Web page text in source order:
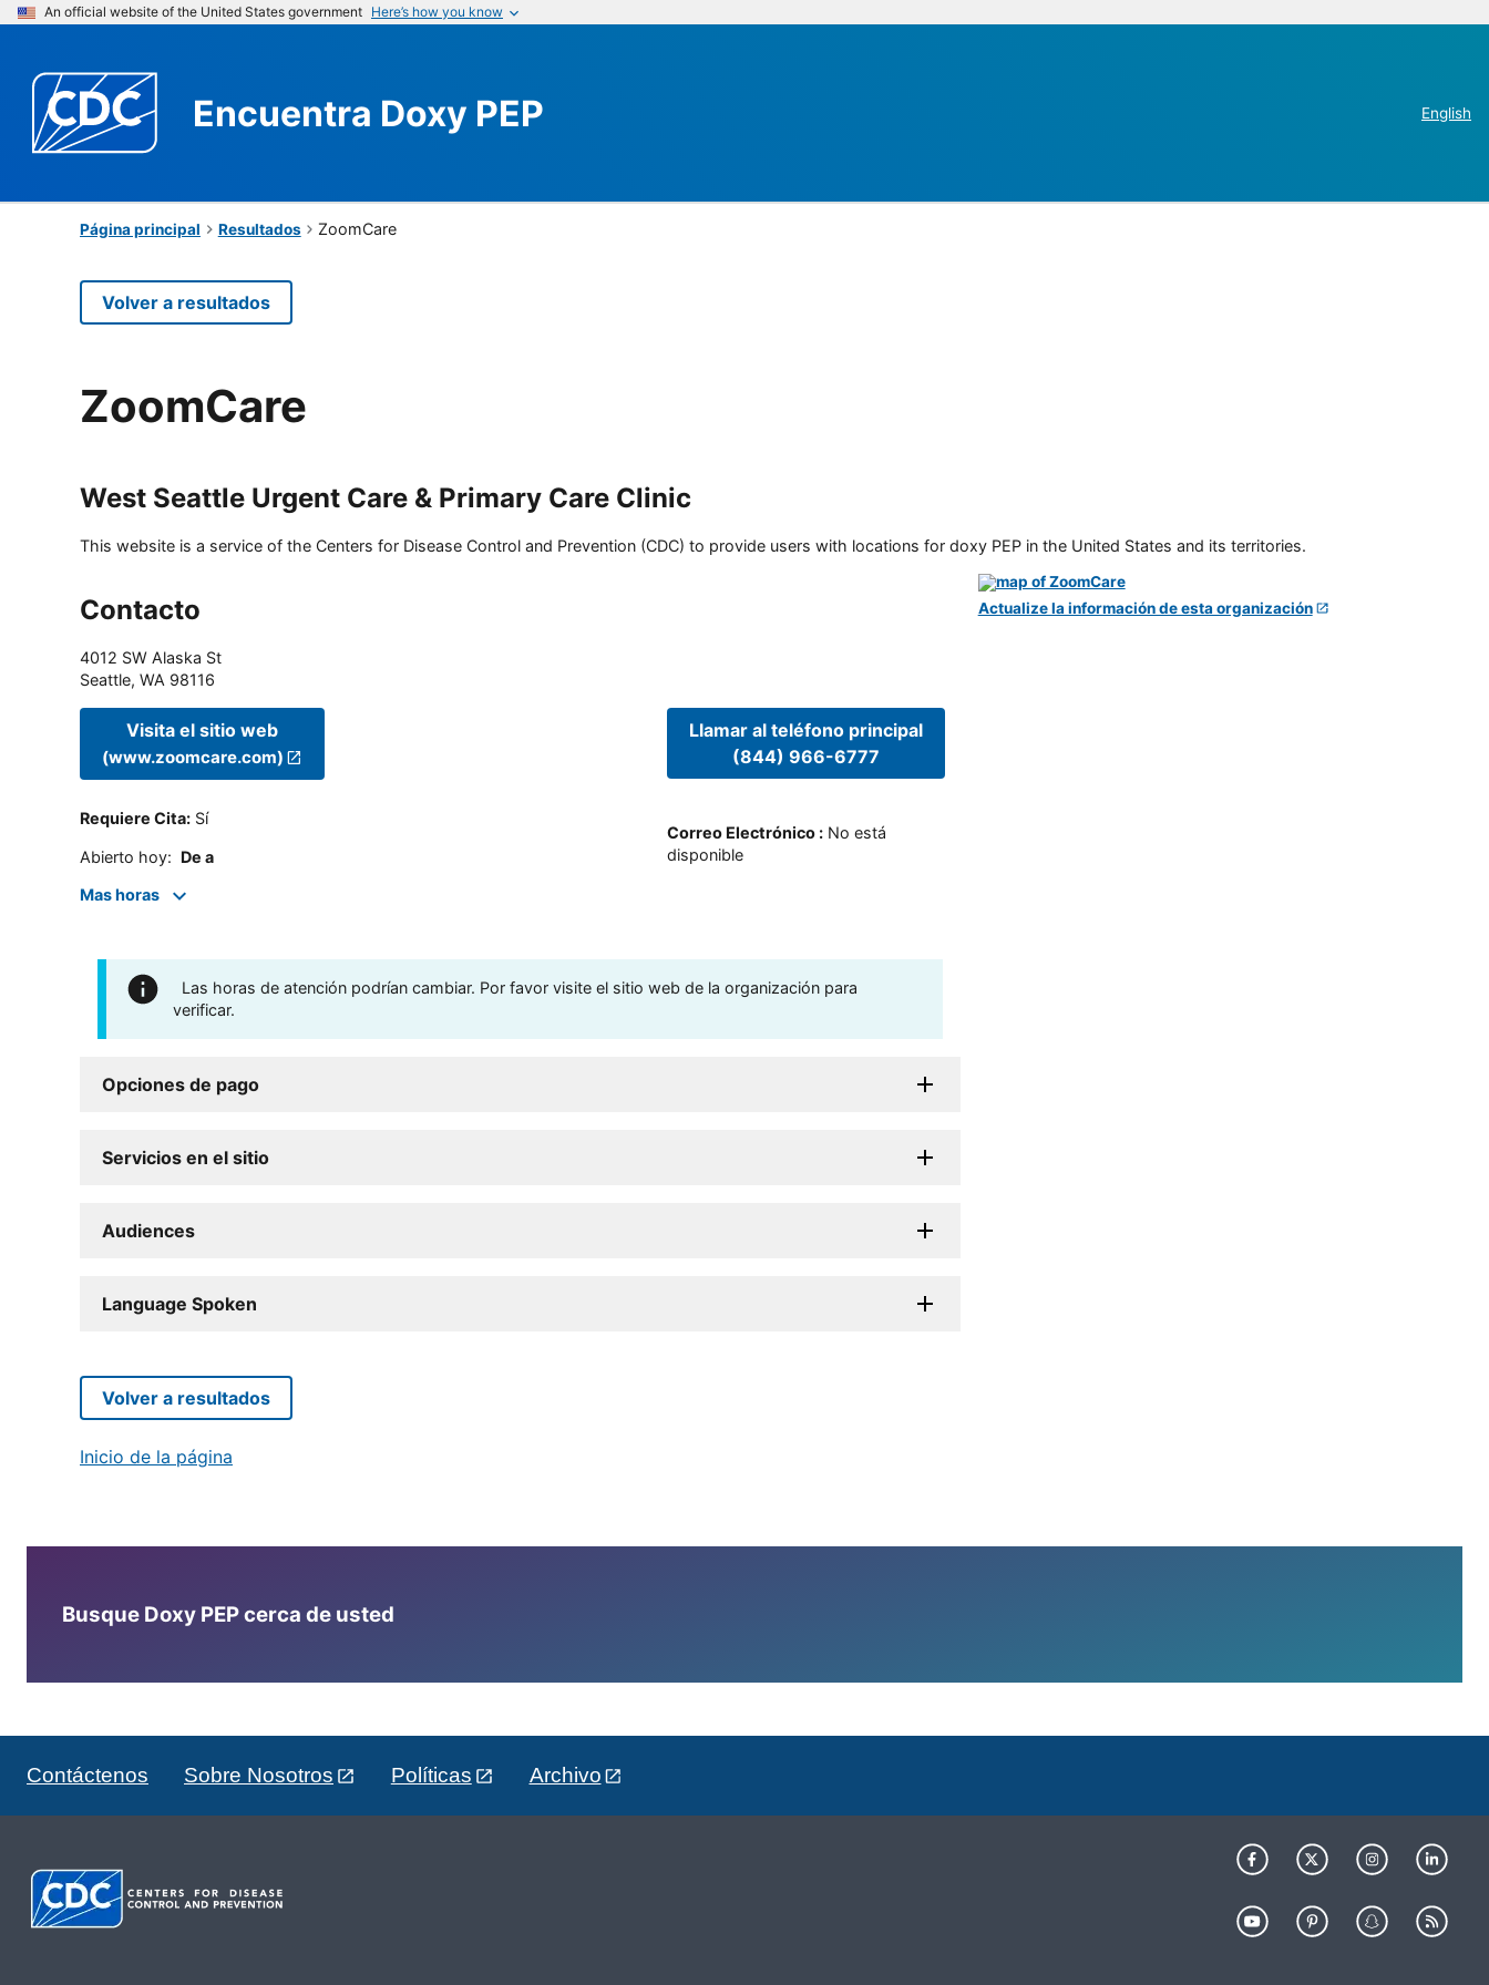
An official website of the United States government Here’s how you know
Encuentra Doxy PEP English
Página principal Resultados ZoomCare
Volver a resultados
ZoomCare
West Seattle Urgent Care & Primary Care Clinic
This website is a service of the Centers for Disease Control and Prevention (CDC) to provide users with locations for doxy PEP in the United States and its territories.
Contacto
4012 SW Alaska St
Seattle, WA 98116
Visita el sitio web
(www.zoomcare.com)
Requiere Cita: Sí
Abierto hoy: De a
Mas horas
Llamar al teléfono principal
(844) 966-6777
Correo Electrónico: No está
disponible
Las horas de atención podrían cambiar. Por favor visite el sitio web de la organización para
verificar.
Opciones de pago
Servicios en el sitio
Audiences
Language Spoken
Actualize la información de esta organización
Volver a resultados
Inicio de la página
Busque Doxy PEP cerca de usted
Contáctenos Sobre Nosotros Políticas Archivo